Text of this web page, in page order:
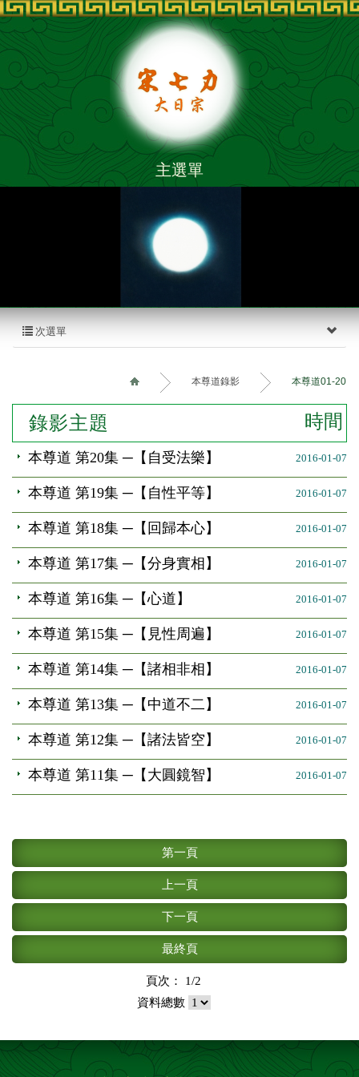
主選單
次選單
本尊道錄影 本尊道01-20
錄影主題 時間
本尊道 第20集 ─【自受法樂】 2016-01-07
本尊道 第19集 ─【自性平等】 2016-01-07
本尊道 第18集 ─【回歸本心】 2016-01-07
本尊道 第17集 ─【分身實相】 2016-01-07
本尊道 第16集 ─【心道】 2016-01-07
本尊道 第15集 ─【見性周遍】 2016-01-07
本尊道 第14集 ─【諸相非相】 2016-01-07
本尊道 第13集 ─【中道不二】 2016-01-07
本尊道 第12集 ─【諸法皆空】 2016-01-07
本尊道 第11集 ─【大圓鏡智】 2016-01-07
第一頁
上一頁
下一頁
最終頁
頁次： 1/2
資料總數